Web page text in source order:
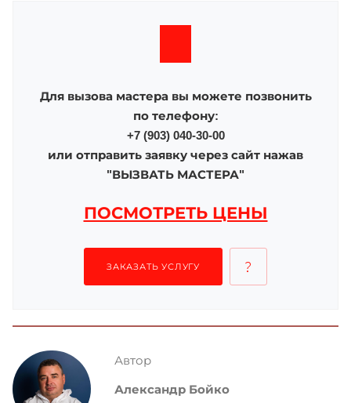
Для вызова мастера вы можете позвонить
по телефону:
+7 (903) 040-30-00
или отправить заявку через сайт нажав
"ВЫЗВАТЬ МАСТЕРА"
ПОСМОТРЕТЬ ЦЕНЫ
ЗАКАЗАТЬ УСЛУГУ
Автор
Александр Бойко